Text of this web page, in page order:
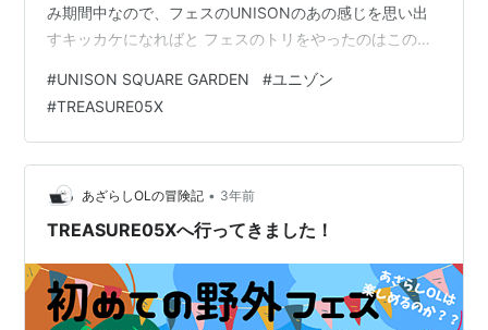
み期間中なので、フェスのUNISONのあの感じを思い出
すキッカケになればと フェスのトリをやったのはこのト
らいですかね？いつかライジングやってくれ～（追記
2018ベリテンもありました） 例によって前置きが長い。
振り返るシリーズは2011野音、2015武道館もある 今回
もツイート連投をもとに追記スタイル、今だから言える
けど、これくらいの時期からブログ始め…
#UNISON SQUARE GARDEN #ユニゾン
#TREASURE05X
あざらしOLの冒険記 • 3年前
TREASURE05Xへ行ってきました！